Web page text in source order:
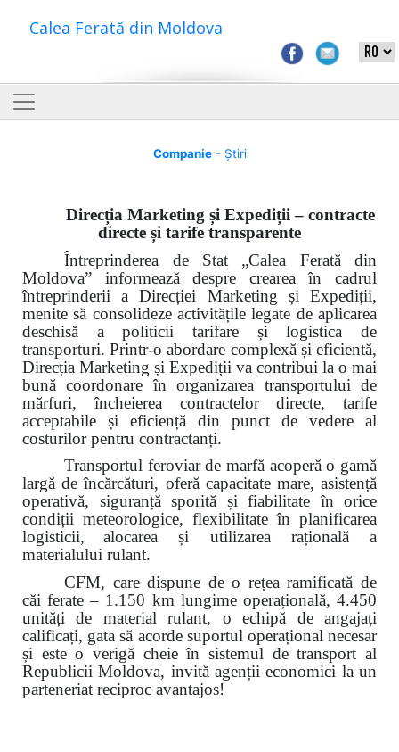
Calea Ferată din Moldova
Companie- Știri
Direcția Marketing și Expediții – contracte
directe și tarife transparente
Întreprinderea de Stat „Calea Ferată din
Moldova” informează despre crearea în cadrul
întreprinderii a Direcției Marketing și Expediții,
menite să consolideze activitățile legate de aplicarea
deschisă a politicii tarifare și logistica de
transporturi. Printr-o abordare complexă și eficientă,
Direcția Marketing și Expediții va contribui la o mai
bună coordonare în organizarea transportului de
mărfuri, încheierea contractelor directe, tarife
acceptabile și eficiență din punct de vedere al
costurilor pentru contractanți.
Transportul feroviar de marfă acoperă o gamă
largă de încărcături, oferă capacitate mare, asistență
operativă, siguranță sporită și fiabilitate în orice
condiții meteorologice, flexibilitate în planificarea
logisticii,
alocarea și utilizarea rațională a
materialului rulant.
CFM, care dispune de o rețea ramificată de
căi ferate – 1.150 km lungime operațională, 4.450
unități de material rulant, o echipă de angajați
calificați, gata să acorde suportul operațional necesar
și este o verigă cheie în sistemul de transport al
Republicii Moldova, invită agenții economici la un
parteneriat reciproc avantajos!